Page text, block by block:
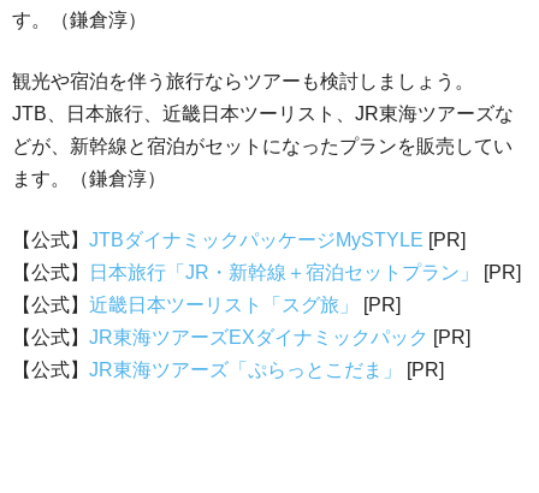
す。（鎌倉淳）
観光や宿泊を伴う旅行ならツアーも検討しましょう。
JTB、日本旅行、近畿日本ツーリスト、JR東海ツアーズな
どが、新幹線と宿泊がセットになったプランを販売してい
ます。（鎌倉淳）
【公式】 JTBダイナミックパッケージMySTYLE [PR]
【公式】
日本旅行「JR・新幹線＋宿泊セットプラン」
[PR]
【公式】 近畿日本ツーリスト「スグ旅」
[PR]
【公式】 JR東海ツアーズEXダイナミックパック [PR]
【公式】 JR東海ツアーズ「ぷらっとこだま」 [PR]